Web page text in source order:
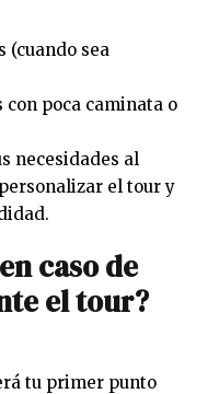
(cuando sea
poca caminata o
necesidades al
el tour y
caso de
el tour?
tu primer punto